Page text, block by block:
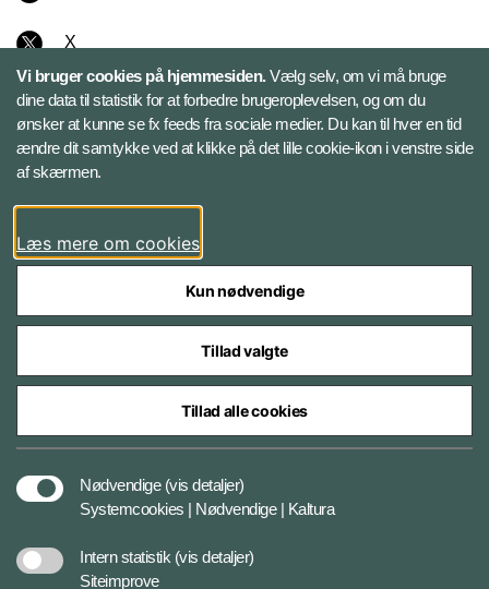
X
Instagram
Bluesky
LinkedIn
Styrelser og myndigheder under Forsvarsministeriet
Vi bruger cookies på hjemmesiden.Vælg selv, om vi må bruge
dine data til statistik for at forbedre brugeroplevelsen, og om du
ønsker at kunne se fx feeds fra sociale medier. Du kan til hver en tid
ændre dit samtykke ved at klikke på det lille cookie-ikon i venstre side
af skærmen.
Læs mere om cookies
Kun nødvendige
Tillad valgte
Tillad alle cookies
Nødvendige (vis detaljer)
Systemcookies | Nødvendige | Kaltura
Intern statistik (vis detaljer)
Siteimprove